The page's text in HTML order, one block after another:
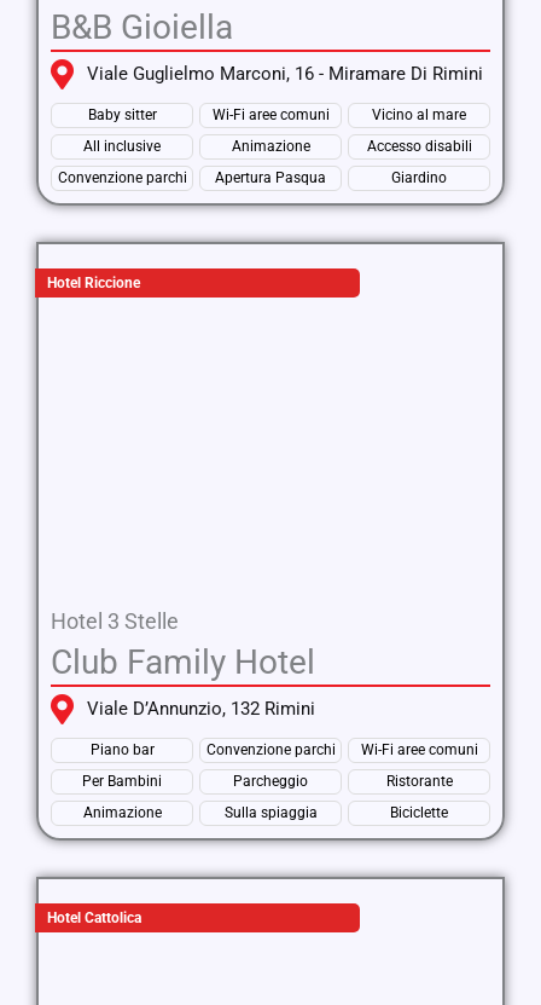
B&B Gioiella
Viale Guglielmo Marconi, 16 - Miramare Di Rimini
Baby sitter Wi-Fi aree comuni
Vicino al mare
All inclusive
Animazione
Accesso disabili
Convenzione parchi
Apertura Pasqua Giardino
Hotel Riccione
Hotel 3 Stelle
Club Family Hotel
Viale D’Annunzio, 132 Rimini
Piano bar Convenzione parchi
Wi-Fi aree comuni
Per Bambini
Parcheggio
Ristorante
Animazione
Sulla spiaggia Biciclette
Hotel Cattolica